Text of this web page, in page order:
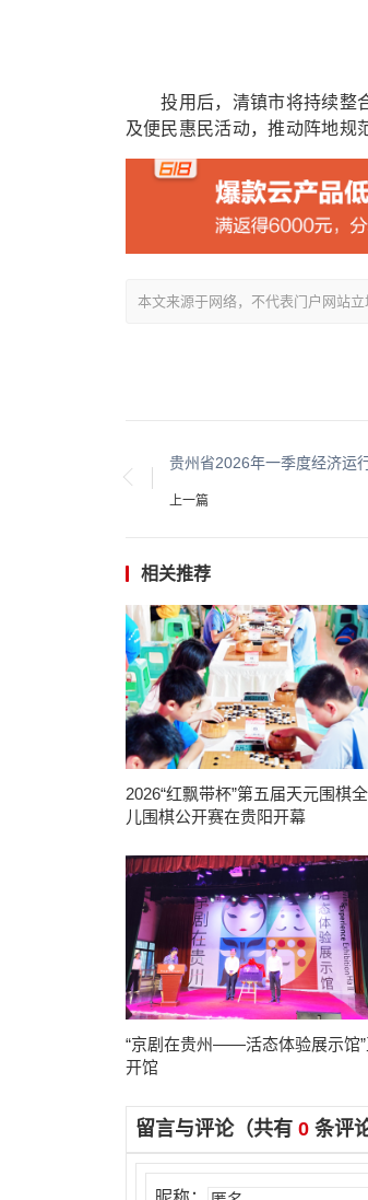
投用后，清镇市将持续整合
及便民惠民活动，推动阵地规
本文来源于网络，不代表门户网站
贵州省2026年一季度经济运
上一篇
相关推荐
​​​​​​​2026“红飘带杯”第五届天元围棋
儿围棋公开赛在贵阳开幕
“京剧在贵州——活态体验展示馆”
开馆
留言与评论（共有 0条评论